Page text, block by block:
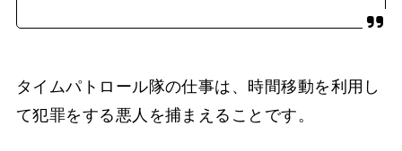
タイムパトロール隊の仕事は、時間移動を利用し
て犯罪をする悪人を捕まえることです。